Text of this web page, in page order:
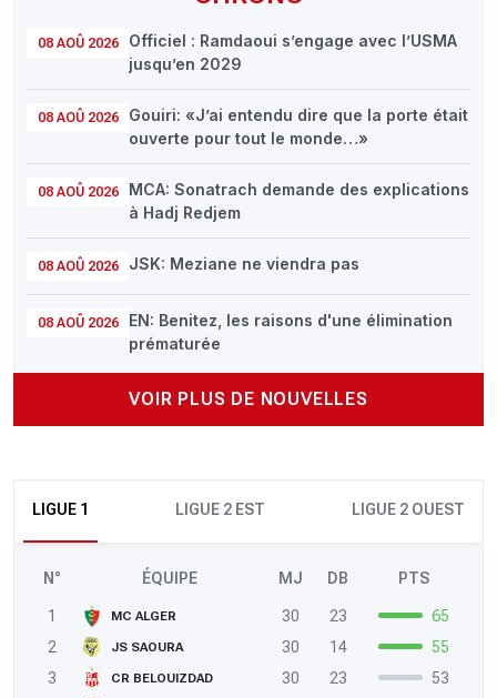
08 AOÛ 2026
Officiel : Ramdaoui s’engage avec l’USMA
jusqu’en 2029
08 AOÛ 2026
Gouiri: «J’ai entendu dire que la porte était
ouverte pour tout le monde…»
08 AOÛ 2026
MCA: Sonatrach demande des explications
à Hadj Redjem
08 AOÛ 2026 JSK: Meziane ne viendra pas
08 AOÛ 2026
EN: Benitez, les raisons d'une élimination
prématurée
VOIR PLUS DE NOUVELLES
LIGUE 1 LIGUE 2 EST LIGUE 2 OUEST
N° ÉQUIPE MJ DB PTS
1 MC ALGER 30 23
65
2
JS SAOURA 30 14
55
3
CR BELOUIZDAD 30 23
53